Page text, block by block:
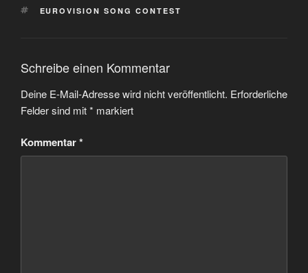
SCHLAGWÖRTER
EUROVISION SONG CONTEST
Schreibe einen Kommentar
Deine E-Mail-Adresse wird nicht veröffentlicht. Erforderliche
Felder sind mit* markiert
Kommentar*